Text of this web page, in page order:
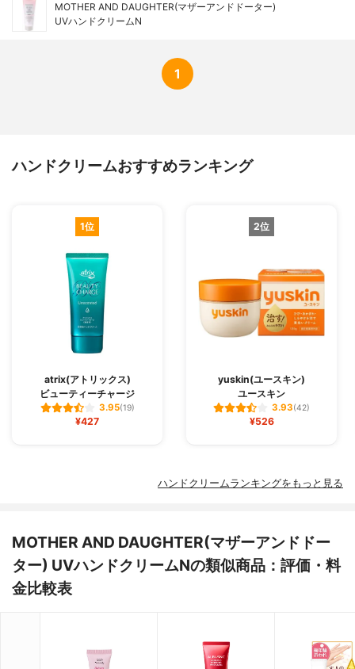
MOTHER AND DAUGHTER(マザーアンドドーター)
UVハンドクリームN
1
ハンドクリームおすすめランキング
1位
atrix(アトリックス)
ビューティーチャージ
3.95(19)
¥427
2位
yuskin(ユースキン)
ユースキン
3.93(42)
¥526
ハンドクリームランキングをもっと見る
MOTHER AND DAUGHTER(マザーアンドドー
ター) UVハンドクリームNの類似商品：評価・料
金比較表